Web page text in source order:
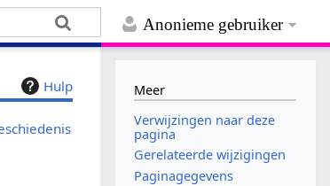
Anonieme gebruiker
Hulp
Meer
Verwijzingen naar deze
pagina
Gerelateerde wijzigingen
Paginagegevens